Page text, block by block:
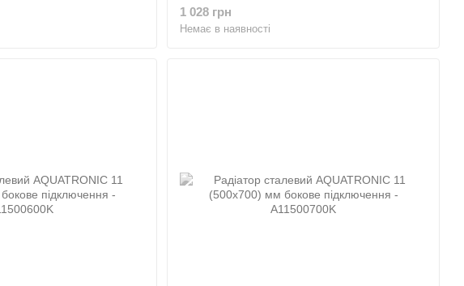
1 028 грн
Немає в наявності